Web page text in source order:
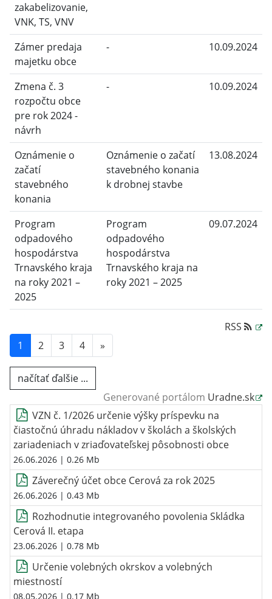
zakabelizovanie,
VNK, TS, VNV
Zámer predaja
majetku obce
- 10.09.2024
Zmena č. 3
rozpočtu obce
pre rok 2024 -
návrh
- 10.09.2024
Oznámenie o
začatí
stavebného
konania
Oznámenie o začatí
stavebného konania
k drobnej stavbe
13.08.2024
Program
odpadového
hospodárstva
Trnavského kraja
na roky 2021 –
2025
Program
odpadového
hospodárstva
Trnavského kraja na
roky 2021 – 2025
09.07.2024
RSS
1
2 3 4 »
načítať ďalšie ...
Generované portálom Uradne.sk
VZN č. 1/2026 určenie výšky príspevku na
čiastočnú úhradu nákladov v školách a školských
zariadeniach v zriaďovateľskej pôsobnosti obce
26.06.2026 | 0.26 Mb
Záverečný účet obce Cerová za rok 2025
26.06.2026 | 0.43 Mb
Rozhodnutie integrovaného povolenia Skládka
Cerová II. etapa
23.06.2026 | 0.78 Mb
Určenie volebných okrskov a volebných
miestností
08.05.2026 | 0.17 Mb